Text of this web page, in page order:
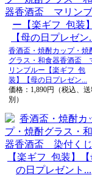
香酒盃・焼酎カップ・焼
グラス・和食器香酒盃
リンブルー【楽ギフ_包
装】【母の日プレゼン...
価格：1,890円（税込、
別）